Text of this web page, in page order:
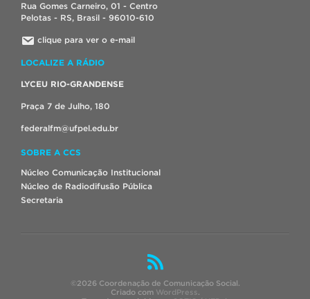
Rua Gomes Carneiro, 01 - Centro
Pelotas - RS, Brasil - 96010-610
clique para ver o e-mail
LOCALIZE A RÁDIO
LYCEU RIO-GRANDENSE
Praça 7 de Julho, 180
federalfm@ufpel.edu.br
SOBRE A CCS
Núcleo Comunicação Institucional
Núcleo de Radiodifusão Pública
Secretaria
©2026 Coordenação de Comunicação Social.
Criado com WordPress.